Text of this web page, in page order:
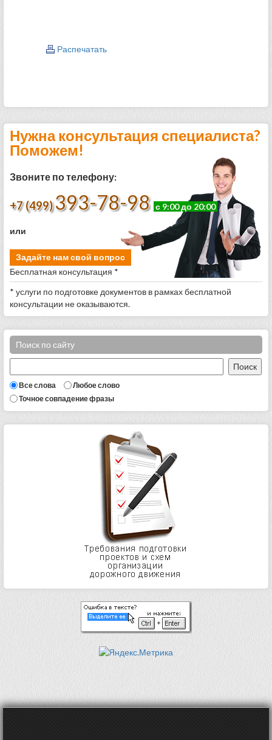
Распечатать
Нужна консультация специалиста?
Поможем!
Звоните по телефону:
+7 (499) 393-78-98 с 9:00 до 20:00
или
Задайте нам свой вопрос
Бесплатная консультация *
* услуги по подготовке документов в рамках бесплатной
консультации не оказываются.
Поиск по сайту
Все слова
Любое слово
Точное совпадение фразы